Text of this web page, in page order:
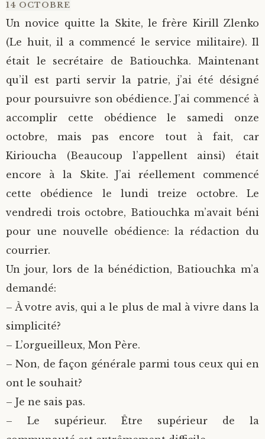
14 OCTOBRE
Un novice quitte la Skite, le frère Kirill Zlenko
(Le huit, il a commencé le service militaire). Il
était le secrétaire de Batiouchka. Maintenant
qu’il est parti servir la patrie, j’ai été désigné
pour poursuivre son obédience. J’ai commencé à
accomplir cette obédience le samedi onze
octobre, mais pas encore tout à fait, car
Kirioucha (Beaucoup l’appellent ainsi) était
encore à la Skite. J’ai réellement commencé
cette obédience le lundi treize octobre. Le
vendredi trois octobre, Batiouchka m’avait béni
pour une nouvelle obédience: la rédaction du
courrier.
Un jour, lors de la bénédiction, Batiouchka m’a
demandé:
– À votre avis, qui a le plus de mal à vivre dans la
simplicité?
– L’orgueilleux, Mon Père.
– Non, de façon générale parmi tous ceux qui en
ont le souhait?
– Je ne sais pas.
– Le supérieur. Être supérieur de la